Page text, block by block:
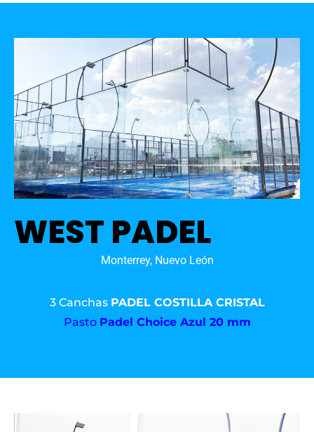
WEST PADEL
Monterrey, Nuevo León
3 Canchas PADEL COSTILLA CRISTAL
Pasto Padel Choice Azul 20 mm